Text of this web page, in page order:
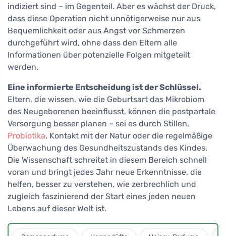
indiziert sind – im Gegenteil. Aber es wächst der Druck,
dass diese Operation nicht unnötigerweise nur aus
Bequemlichkeit oder aus Angst vor Schmerzen
durchgeführt wird, ohne dass den Eltern alle
Informationen über potenzielle Folgen mitgeteilt
werden.
Eine informierte Entscheidung ist der Schlüssel.
Eltern, die wissen, wie die Geburtsart das Mikrobiom
des Neugeborenen beeinflusst, können die postpartale
Versorgung besser planen – sei es durch Stillen,
Probiotika, Kontakt mit der Natur oder die regelmäßige
Überwachung des Gesundheitszustands des Kindes.
Die Wissenschaft schreitet in diesem Bereich schnell
voran und bringt jedes Jahr neue Erkenntnisse, die
helfen, besser zu verstehen, wie zerbrechlich und
zugleich faszinierend der Start eines jeden neuen
Lebens auf dieser Welt ist.